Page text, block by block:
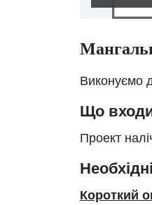
Виконуємо
Що
Проект
Короткий